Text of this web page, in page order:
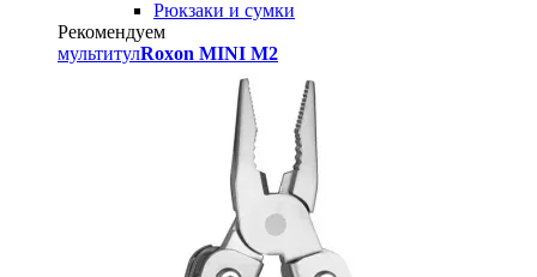
Рюкзаки и сумки
Рекомендуем
мультитулRoxon MINI M2